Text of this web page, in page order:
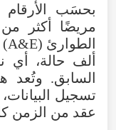
السابق. وتُعد
تسجيل
عقد من الزمن